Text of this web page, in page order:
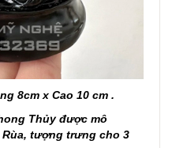
8cm x Cao 10 cm .
Thủy được mô
tượng trưng cho 3